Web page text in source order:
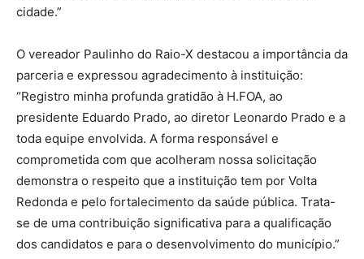
cidade.”
O vereador Paulinho do Raio-X destacou a importância da
parceria e expressou agradecimento à instituição:
“Registro minha profunda gratidão à H.FOA, ao
presidente Eduardo Prado, ao diretor Leonardo Prado e a
toda equipe envolvida. A forma responsável e
comprometida com que acolheram nossa solicitação
demonstra o respeito que a instituição tem por Volta
Redonda e pelo fortalecimento da saúde pública. Trata-
se de uma contribuição significativa para a qualificação
dos candidatos e para o desenvolvimento do município.”